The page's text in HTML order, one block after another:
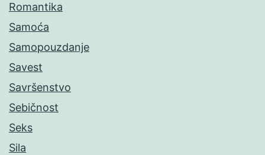
Romantika
Samoća
Samopouzdanje
Savest
Savršenstvo
Sebičnost
Seks
Sila